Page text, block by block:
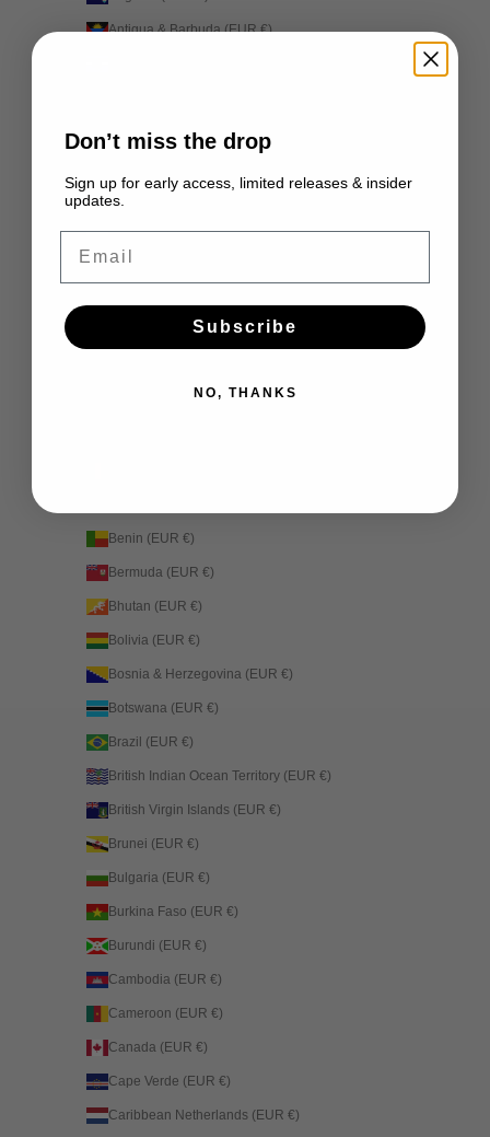
Antigua & Barbuda (EUR €)
Aruba (EUR €)
Austria (EUR €)
Bahrain (EUR €)
Benin (EUR €)
Bermuda (EUR €)
Bhutan (EUR €)
Bolivia (EUR €)
Bosnia & Herzegovina (EUR €)
Botswana (EUR €)
Brazil (EUR €)
British Indian Ocean Territory (EUR €)
British Virgin Islands (EUR €)
Brunei (EUR €)
Bulgaria (EUR €)
Burkina Faso (EUR €)
Burundi (EUR €)
Cambodia (EUR €)
Cameroon (EUR €)
Canada (EUR €)
Cape Verde (EUR €)
Caribbean Netherlands (EUR €)
Don’t miss the drop
Sign up for early access, limited releases & insider
updates.
Subscribe
NO, THANKS